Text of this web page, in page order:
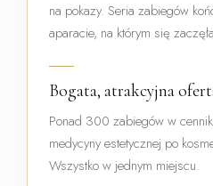
na pokazy. Seria zabiegów
aparacie, na którym się
Bogata, atrakcyjna
Ponad 300 zabiegów w
medycyny estetycznej po
Wszystko w jednym miejscu.